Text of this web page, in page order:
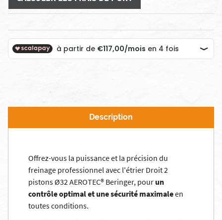
Description
Offrez-vous la puissance et la précision du
freinage professionnel avec l'étrier Droit 2
pistons Ø32 AEROTEC® Beringer, pour un
contrôle optimal et une sécurité maximaleen
toutes conditions.